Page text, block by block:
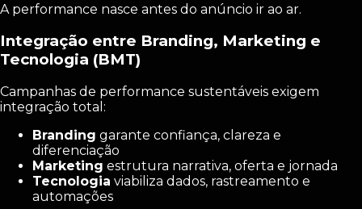
A performance nasce antes do anúncio ir ao ar.
Integração entre Branding, Marketing e
Tecnologia (BMT)
Campanhas de performance sustentáveis exigem
integração total:
Branding garante confiança, clareza e
diferenciação
Marketing estrutura narrativa, oferta e jornada
Tecnologia viabiliza dados, rastreamento e
automações